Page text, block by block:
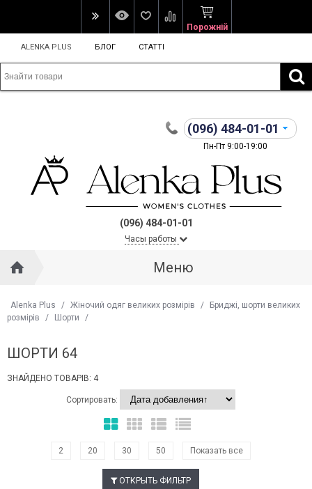
Порожній
ALENKA PLUS БЛОГ СТАТТІ
(096) 484-01-01
Пн-Пт 9:00-19:00
(096) 484-01-01
Часы работы
Меню
Alenka Plus / Жіночий одяг великих розмірів /
Бриджі, шорти великих
розмірів
/ Шорти /
ШОРТИ 64
ЗНАЙДЕНО ТОВАРІВ: 4
Сортировать:
2 20 30 50 Показать все
ОТКРЫТЬ ФИЛЬТР